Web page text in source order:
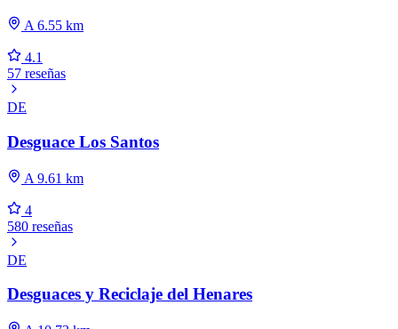
A 6.55 km
4.1
57 reseñas
DE
Desguace Los Santos
A 9.61 km
4
580 reseñas
DE
Desguaces y Reciclaje del Henares